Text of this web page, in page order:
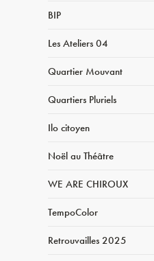
BIP
Les Ateliers 04
Quartier Mouvant
Quartiers Pluriels
Ilo citoyen
Noël au Théâtre
WE ARE CHIROUX
TempoColor
Retrouvailles 2025